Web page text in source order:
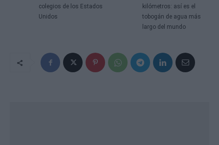
colegios de los Estados
Unidos
kilómetros: así es el
tobogán de agua más
largo del mundo